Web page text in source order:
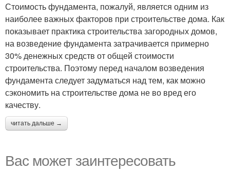
Стоимость фундамента, пожалуй, является одним из
наиболее важных факторов при строительстве дома. Как
показывает практика строительства загородных домов,
на возведение фундамента затрачивается примерно
30% денежных средств от общей стоимости
строительства. Поэтому перед началом возведения
фундамента следует задуматься над тем, как можно
сэкономить на строительстве дома не во вред его
качеству.
читать дальше →
Вас может заинтересовать